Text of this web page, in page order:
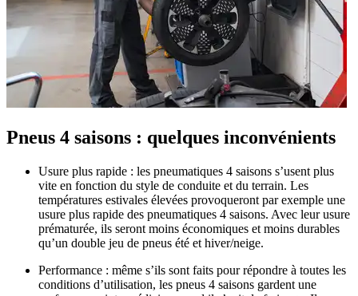
Pneus 4 saisons : quelques inconvénients
Usure plus rapide : les pneumatiques 4 saisons s’usent plus
vite en fonction du style de conduite et du terrain. Les
températures estivales élevées provoqueront par exemple une
usure plus rapide des pneumatiques 4 saisons. Avec leur usure
prématurée, ils seront moins économiques et moins durables
qu’un double jeu de pneus été et hiver/neige.
Performance : même s’ils sont faits pour répondre à toutes les
conditions d’utilisation, les pneus 4 saisons gardent une